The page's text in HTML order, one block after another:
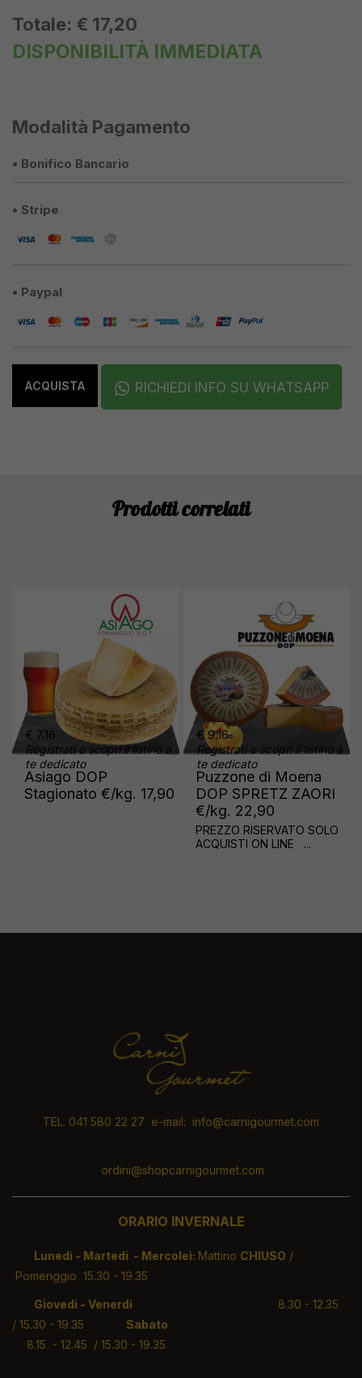
Totale: € 17,20
DISPONIBILITÀ IMMEDIATA
Modalità Pagamento
• Bonifico Bancario
• Stripe
• Paypal
ACQUISTA RICHIEDI INFO SU WHATSAPP
Prodotti correlati
Puzzone di Moena
DOP SPRETZ ZAORI
€ 9.16
Registrati e scopri il listino a
te dedicato
Ubriaco affinato
all'Amarone
€/kg.28,90
€ 11.56
Registrati e scopri il listino a
te dedicato
PREZZO RISERVATO
ACQUISTI ON LINE ...
TEL. 041 580 22 27 e-mail: info@carnigourmet.com
ordini@shopcarnigourmet.com
ORARIO INVERNALE
Lunedì - Martedi - Mercoleì: Mattino CHIUSO /
Pomeriggio 15.30 - 19.35
Giovedi - Venerdi 8.30 - 12.35
/ 15.30 - 19.35
Sabato
8.15 - 12.45 / 15.30 - 19.35